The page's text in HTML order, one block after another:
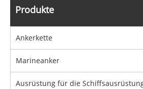
Produkte
Ankerkette
Marineanker
Ausrüstung für die